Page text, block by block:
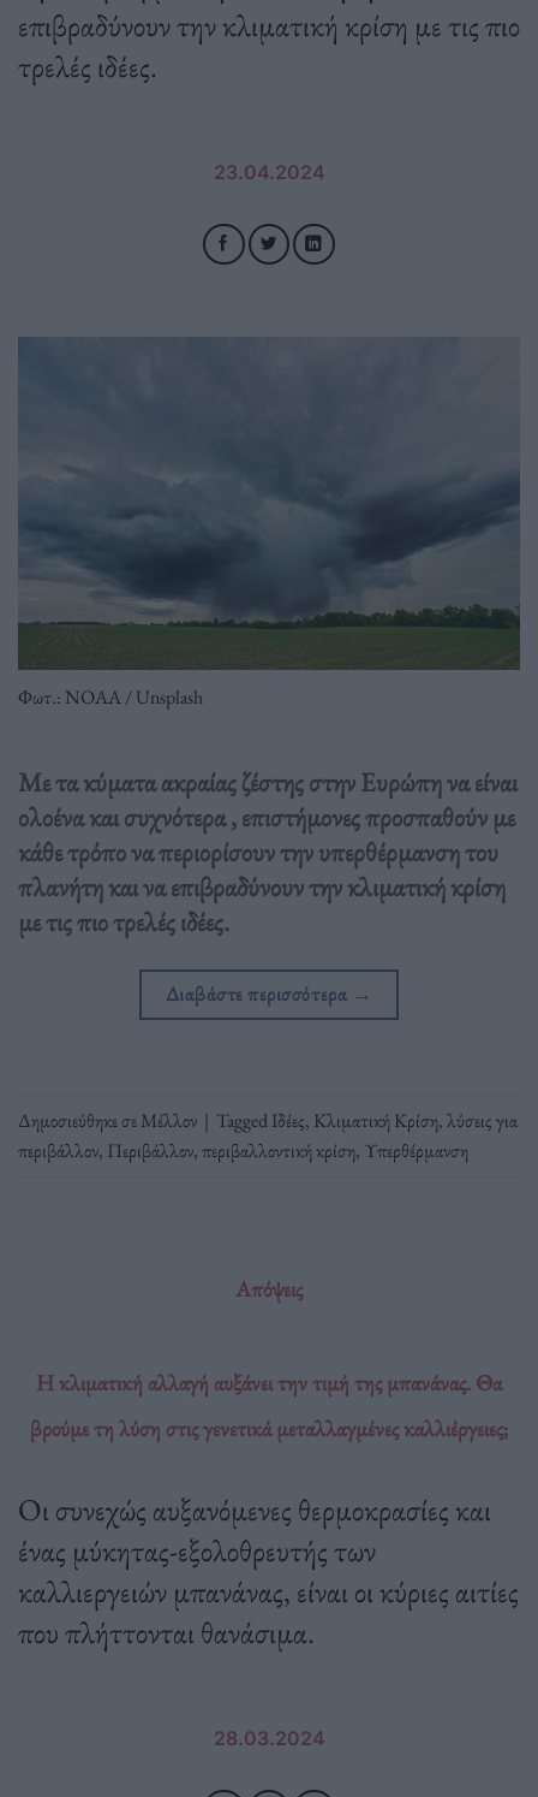
επιβραδύνουν την κλιματική κρίση με τις πιο
τρελές ιδέες.
23.04.2024
Φωτ.: ΝΟΑΑ / Unsplash
Με τα κύματα ακραίας ζέστης στην Ευρώπη να είναι
ολοένα και συχνότερα , επιστήμονες προσπαθούν με
κάθε τρόπο να περιορίσουν την υπερθέρμανση του
πλανήτη και να επιβραδύνουν την κλιματική κρίση
με τις πιο τρελές ιδέες.
Διαβάστε περισσότερα →
Δημοσιεύθηκε σεΜέλλον | TaggedΙδέες, Κλιματική Κρίση,λύσεις για
περιβάλλον, Περιβάλλον,περιβαλλοντική κρίση, Υπερθέρμανση
Απόψεις
Η κλιματική αλλαγή αυξάνει την τιμή της μπανάνας. Θα
βρούμε τη λύση στις γενετικά μεταλλαγμένες καλλιέργειες;
Οι συνεχώς αυξανόμενες θερμοκρασίες και
ένας μύκητας-εξολοθρευτής των
καλλιεργειών μπανάνας, είναι οι κύριες αιτίες
που πλήττονται θανάσιμα.
28.03.2024